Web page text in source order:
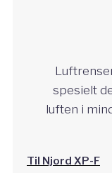
spesielt
luften i
Til Njord XP-F